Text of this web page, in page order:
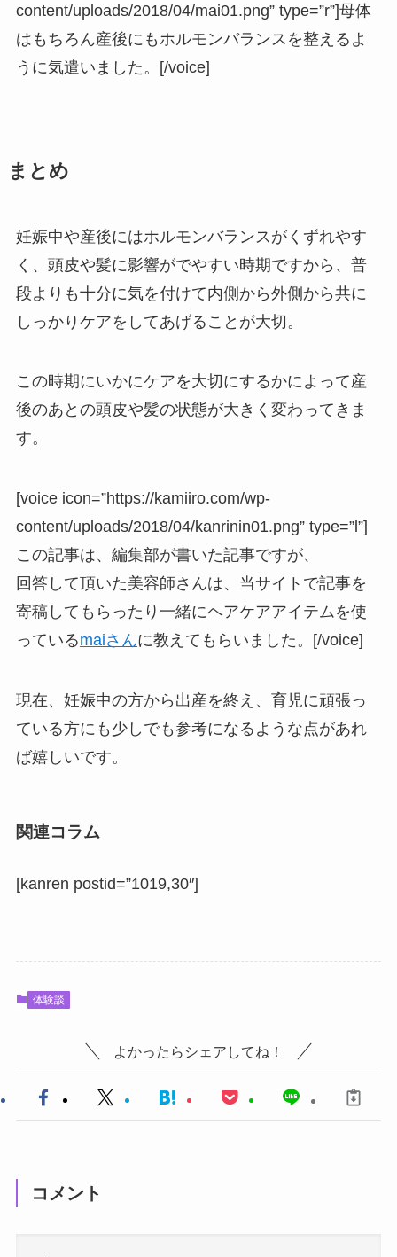
content/uploads/2018/04/mai01.png” type=”r”]母体
はもちろん産後にもホルモンバランスを整えるよ
うに気遣いました。[/voice]
まとめ
妊娠中や産後にはホルモンバランスがくずれやす
く、頭皮や髪に影響がでやすい時期ですから、普
段よりも十分に気を付けて内側から外側から共に
しっかりケアをしてあげることが大切。
この時期にいかにケアを大切にするかによって産
後のあとの頭皮や髪の状態が大きく変わってきま
す。
[voice icon=”https://kamiiro.com/wp-
content/uploads/2018/04/kanrinin01.png” type=”l”]
この記事は、編集部が書いた記事ですが、
回答して頂いた美容師さんは、当サイトで記事を
寄稿してもらったり一緒にヘアケアアイテムを使
っているmaiさんに教えてもらいました。[/voice]
現在、妊娠中の方から出産を終え、育児に頑張っ
ている方にも少しでも参考になるような点があれ
ば嬉しいです。
関連コラム
[kanren postid=”1019,30″]
体験談
よかったらシェアしてね！
コメント